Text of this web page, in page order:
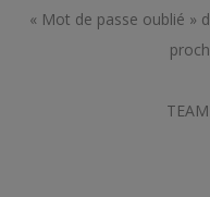
« Mot de passe oublié »